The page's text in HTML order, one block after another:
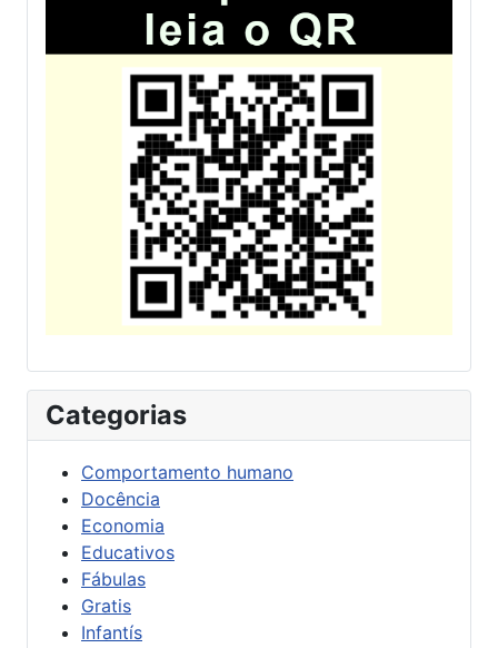
Categorias
Comportamento humano
Docência
Economia
Educativos
Fábulas
Gratis
Infantís